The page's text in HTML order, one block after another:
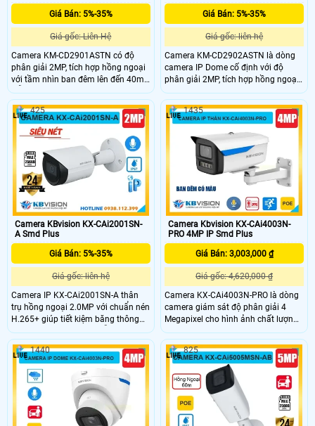
Giá Bán: 5%-35%
Giá gốc: Liên Hệ
Camera KM-CD2901ASTN có độ
phân giải 2MP, tích hợp hồng ngoại
với tầm nhìn ban đêm lên đến 40m.
Hỗ trợ giám sát thông minh với AI,
phân loại và phát hiện chính xác
người và xe, cùng khả năng lưu trữ
thẻ Micro SD tối đa 256GB. Với
chuẩn IP67, IK10, chống sét 5000V
và hỗ trợ PoE, camera bền bỉ phù
hợp cho giám sát an ninh ngoài trời.
Giá Bán: 5%-35%
Giá gốc: liên hệ
Camera KM-CD2902ASTN là dòng
camera IP Dome cố định với độ
phân giải 2MP, tích hợp hồng ngoại
với tầm nhìn ban đêm lên đến 40m.
Hỗ trợ giám sát thông minh với AI
giúp phân loại và phát hiện chính
xác xe và người. Với chuẩn IP67,
IK10, chống sét 5000V và hỗ trợ
PoE, camera bền bỉ phù hợp cho
nhiều môi trường giám sát.
Camera KBvision KX-CAi2001SN-
A Smd Plus
Giá Bán: 5%-35%
Giá gốc: liên hệ
Camera IP KX-CAi2001SN-A thân
trụ hồng ngoại 2.0MP với chuẩn nén
H.265+ giúp tiết kiệm băng thông
và dung lượng lưu trữ. Hỗ trợ phát
hiện thông minh phân biệt người và
xe, tầm xa hồng ngoại 30m đảm
bảo quan sát rõ nét cả ngày lẫn
đêm. Camera còn có khe cắm thẻ
nhớ 256GB lưu trữ dữ liệu, tích hợp
mic ghi âm và thiết kế kim loại chắc
chắn đạt chuẩn IP67 phù hợp cho
425
Camera Kbvision KX-CAi4003N-
PRO 4MP IP Smd Plus
Giá Bán: 3,003,000 ₫
Giá gốc: 4,620,000 ₫
Camera KX-CAi4003N-PRO là dòng
camera giám sát độ phân giải 4
Megapixel cho hình ảnh chất lượng
sắc nét cùng với đó là các tính năng
thông minh như phát hiện hàng rào
ảo, xâm nhập và phân biệt người/xe
(SMD Plus), cùng khả năng tìm kiếm
sự kiện thông minh giúp nâng cao
hiệu quả giám sát.
1435
1440 825